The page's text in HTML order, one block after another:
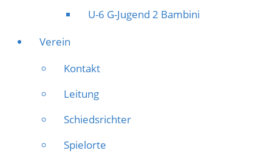
U-6 G-Jugend 2 Bambini
Verein
Kontakt
Leitung
Schiedsrichter
Spielorte